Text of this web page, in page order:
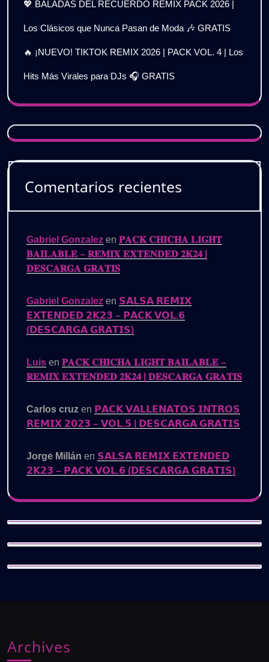
💖 BALADAS DEL RECUERDO REMIX PACK 2026 |
Los Clásicos que Nunca Pasan de Moda 🎶 GRATIS
🔥 ¡NUEVO! TIKTOK REMIX 2026 | PACK VOL. 4 | Los
Hits Más Virales para DJs 🎧 GRATIS
Comentarios recientes
Gabriel Gonzalez en 𝐏𝐀𝐂𝐊 𝐂𝐇𝐈𝐂𝐇𝐀 𝐋𝐈𝐆𝐇𝐓
𝐁𝐀𝐈𝐋𝐀𝐁𝐋𝐄 – 𝐑𝐄𝐌𝐈𝐗 𝐄𝐗𝐓𝐄𝐍𝐃𝐄𝐃 𝟐𝐊𝟐𝟒 |
𝐃𝐄𝐒𝐂𝐀𝐑𝐆𝐀 𝐆𝐑𝐀𝐓𝐈𝐒
Gabriel Gonzalez en 𝗦𝗔𝗟𝗦𝗔 𝗥𝗘𝗠𝗜𝗫
𝗘𝗫𝗧𝗘𝗡𝗗𝗘𝗗 𝟮𝗞𝟮𝟯 – 𝗣𝗔𝗖𝗞 𝗩𝗢𝗟.𝟲
(𝗗𝗘𝗦𝗖𝗔𝗥𝗚𝗔 𝗚𝗥𝗔𝗧𝗜𝗦)
Luis en 𝐏𝐀𝐂𝐊 𝐂𝐇𝐈𝐂𝐇𝐀 𝐋𝐈𝐆𝐇𝐓 𝐁𝐀𝐈𝐋𝐀𝐁𝐋𝐄 –
𝐑𝐄𝐌𝐈𝐗 𝐄𝐗𝐓𝐄𝐍𝐃𝐄𝐃 𝟐𝐊𝟐𝟒 | 𝐃𝐄𝐒𝐂𝐀𝐑𝐆𝐀 𝐆𝐑𝐀𝐓𝐈𝐒
Carlos cruz en 𝗣𝗔𝗖𝗞 𝗩𝗔𝗟𝗟𝗘𝗡𝗔𝗧𝗢𝗦 𝗜𝗡𝗧𝗥𝗢𝗦
𝗥𝗘𝗠𝗜𝗫 𝟮𝟬𝟮𝟯 – 𝗩𝗢𝗟.𝟱 | 𝗗𝗘𝗦𝗖𝗔𝗥𝗚𝗔 𝗚𝗥𝗔𝗧𝗜𝗦
Jorge Millán en 𝗦𝗔𝗟𝗦𝗔 𝗥𝗘𝗠𝗜𝗫 𝗘𝗫𝗧𝗘𝗡𝗗𝗘𝗗
𝟮𝗞𝟮𝟯 – 𝗣𝗔𝗖𝗞 𝗩𝗢𝗟.𝟲 (𝗗𝗘𝗦𝗖𝗔𝗥𝗚𝗔 𝗚𝗥𝗔𝗧𝗜𝗦)
Archives